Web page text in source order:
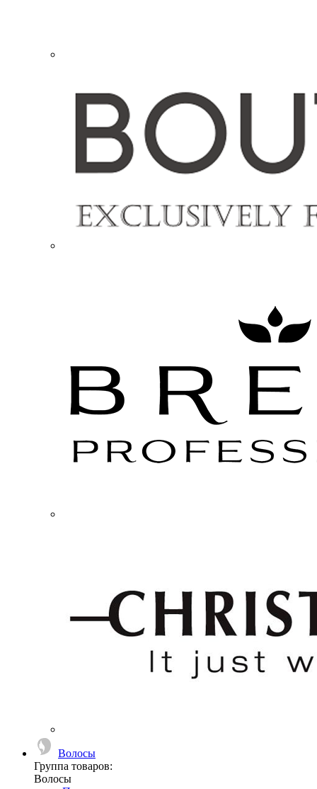
Волосы
Группа товаров:
Волосы